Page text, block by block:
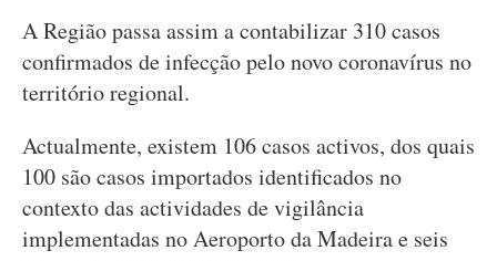
A Região passa assim a contabilizar 310 casos
confirmados de infecção pelo novo coronavírus no
território regional.
Actualmente, existem 106 casos activos, dos quais
100 são casos importados identificados no
contexto das actividades de vigilância
implementadas no Aeroporto da Madeira e seis